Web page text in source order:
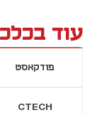
עוד
פודקאסט
CTECH